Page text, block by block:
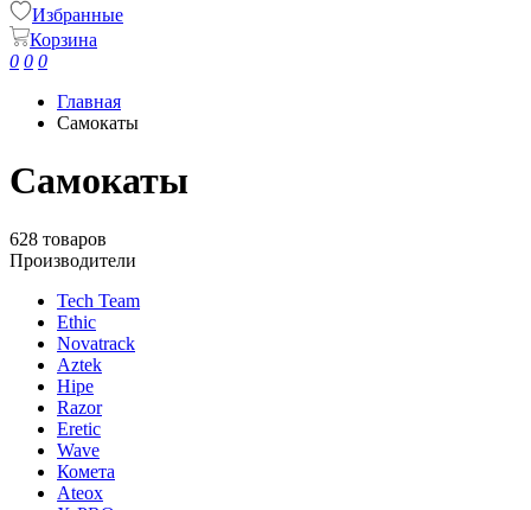
Избранные
Корзина
0 0 0
Главная
Самокаты
Самокаты
628 товаров
Производители
Tech Team
Ethic
Novatrack
Aztek
Hipe
Razor
Eretic
Wave
Комета
Ateox